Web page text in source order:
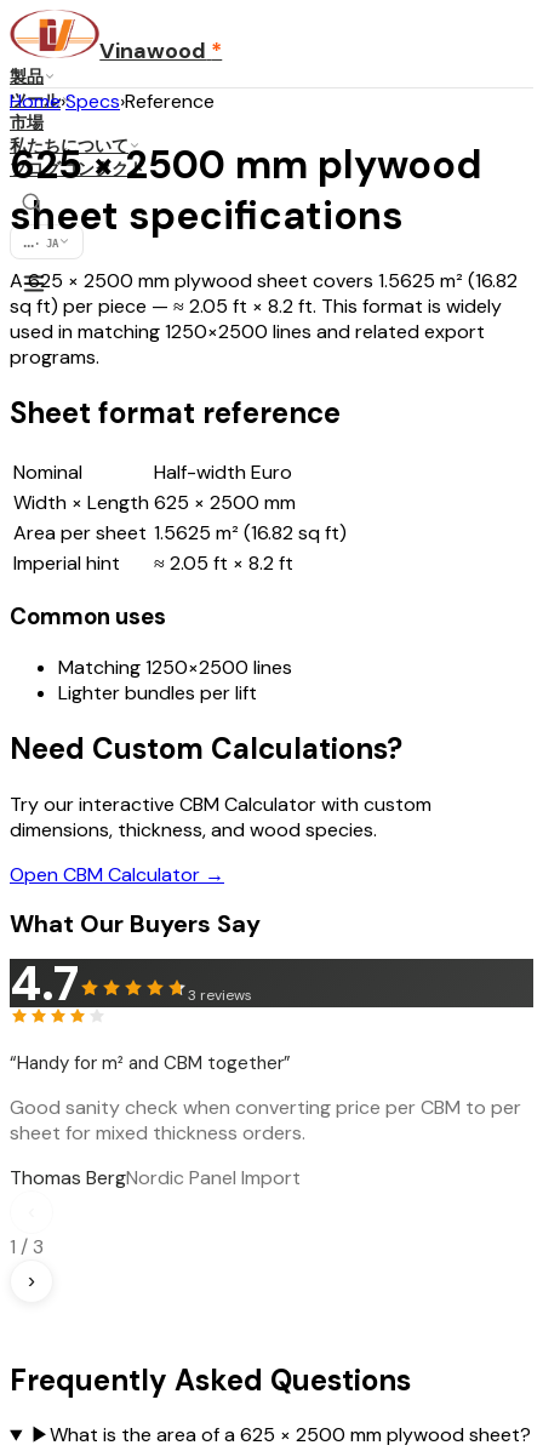
Vinawood *
製品
ツール
市場
私たちについて
ブログコンタクト
... · JA
Home›Specs›Reference
625 × 2500 mm plywood
sheet specifications
A 625 × 2500 mm plywood sheet covers 1.5625 m² (16.82
sq ft) per piece — ≈ 2.05 ft × 8.2 ft. This format is widely
used in matching 1250×2500 lines and related export
programs.
Sheet format reference
Nominal
Half-width Euro
Width × Length625 × 2500 mm
Area per sheet 1.5625 m² (16.82 sq ft)
Imperial hint
≈ 2.05 ft × 8.2 ft
Common uses
Matching 1250×2500 lines
Lighter bundles per lift
Need Custom Calculations?
Try our interactive CBM Calculator with custom
dimensions, thickness, and wood species.
Open CBM Calculator →
What Our Buyers Say
4.7 3 reviews
“Handy for m² and CBM together”
Good sanity check when converting price per CBM to per
sheet for mixed thickness orders.
Thomas BergNordic Panel Import
1 / 3
›
Frequently Asked Questions
▶What is the area of a 625 × 2500 mm plywood sheet?